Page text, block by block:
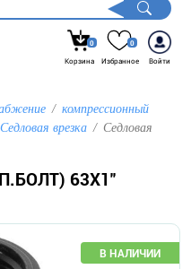
0
Корзина
0
Избранное
Войти
компрессионный
Седловая врезка
Седловая
63Х1"